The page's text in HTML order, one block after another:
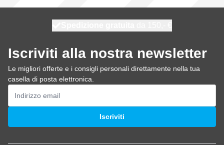
Iscriviti alla nostra newsletter
Le migliori offerte e i consigli personali direttamente nella tua
casella di posta elettronica.
Indirizzo email
Iscriviti